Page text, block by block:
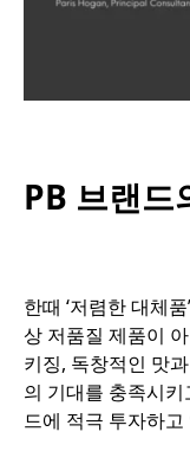
PB 브랜드
한때 ‘저렴한 대체
상 저품질 제품이
키징, 독창적인 맛
의 기대를 충족시
드에 적극 투자하고